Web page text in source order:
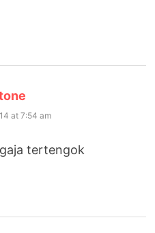
at 7:54 am
tertengok